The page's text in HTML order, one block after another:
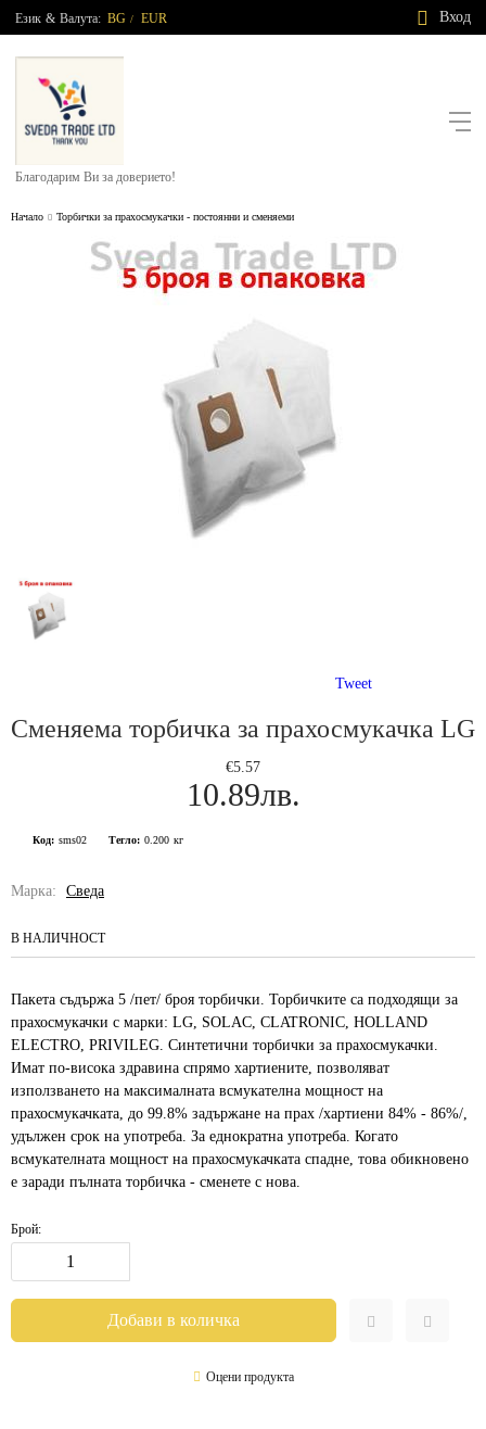
Език & Валута: BG / EUR Вход
Благодарим Ви за доверието!
Начало Торбички за прахосмукачки - постоянни и сменяеми
Tweet
Сменяема торбичка за прахосмукачка LG
€5.57
10.89лв.
Код: sms02 Тегло: 0.200 кг
Марка: Сведа
В НАЛИЧНОСТ
Пакета съдържа 5 /пет/ броя торбички. Торбичките са подходящи за
прахосмукачки с марки: LG, SOLAC, CLATRONIC, HOLLAND
ELECTRO, PRIVILEG. Синтетични торбички за прахосмукачки.
Имат по-висока здравина спрямо хартиените, позволяват
използването на максималната всмукателна мощност на
прахосмукачката, до 99.8% задържане на прах /хартиени 84% - 86%/,
удължен срок на употреба. За еднократна употреба. Когато
всмукателната мощност на прахосмукачката спадне, това обикновено
е заради пълната торбичка - сменете с нова.
Брой:
Оцени продукта